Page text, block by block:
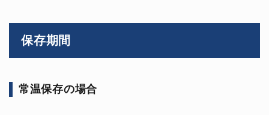
保存期間
常温保存の場合